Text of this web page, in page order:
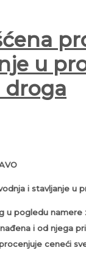
u
i stavljanje u
u pogledu
i od njega
ceneći